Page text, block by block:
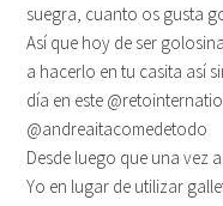
suegra, cuanto os gusta
Así que hoy de ser
a hacerlo en tu casita así
día en este
@andreaitacomedetodo
Desde luego que una
Yo en lugar de utilizar